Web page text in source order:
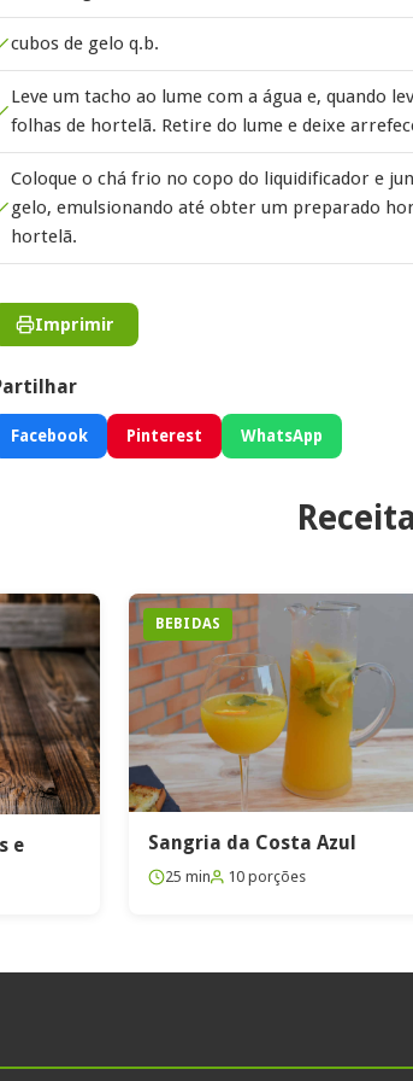
cubos de gelo q.b.
Leve um tacho ao lume com a água e, quando
folhas de hortelã. Retire do lume e deixe
Coloque o chá frio no copo do liquidificador e
gelo, emulsionando até obter um preparado
hortelã.
Imprimir
Facebook Pinterest WhatsApp
e
BEBIDAS
Sangria da Costa Azul
25 min 10 porções